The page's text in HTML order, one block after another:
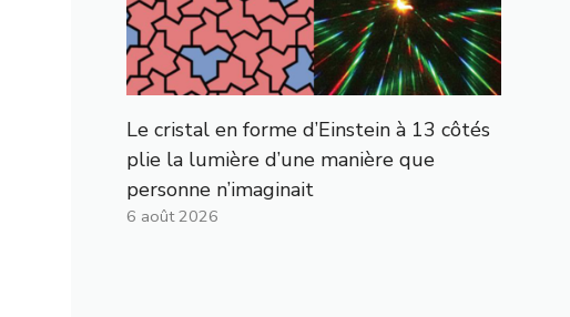
Le cristal en forme d’Einstein à 13 côtés
plie la lumière d’une manière que
personne n’imaginait
6 août 2026